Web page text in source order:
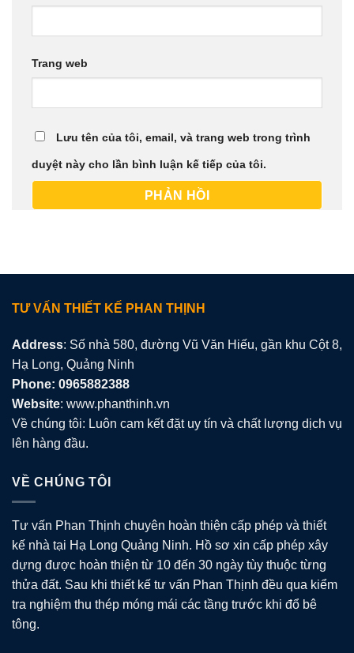
Trang web
Lưu tên của tôi, email, và trang web trong trình
duyệt này cho lần bình luận kế tiếp của tôi.
TƯ VẤN THIẾT KẾ PHAN THỊNH
Address: Số nhà 580, đường Vũ Văn Hiếu, gần khu Cột 8,
Hạ Long, Quảng Ninh
Phone: 0965882388
Website: www.phanthinh.vn
Về chúng tôi: Luôn cam kết đặt uy tín và chất lượng dịch vụ
lên hàng đầu.
VỀ CHÚNG TÔI
Tư vấn Phan Thịnh chuyên hoàn thiện cấp phép và thiết
kế nhà tại Hạ Long Quảng Ninh. Hồ sơ xin cấp phép xây
dựng được hoàn thiện từ 10 đến 30 ngày tùy thuộc từng
thửa đất. Sau khi thiết kế tư vấn Phan Thịnh đều qua kiểm
tra nghiệm thu thép móng mái các tầng trước khi đổ bê
tông.